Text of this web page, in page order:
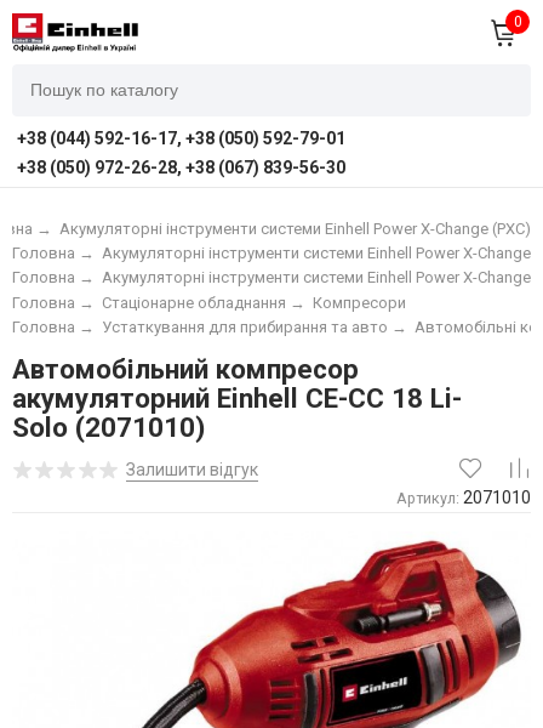
0
+38 (044) 592-16-17, +38 (050) 592-79-01
+38 (050) 972-26-28, +38 (067) 839-56-30
→
Акумуляторні інструменти системи Einhell Power X-Change (PXC)
Акумуляторні інструменти системи Einhell Power X-Change
Головна →
Акумуляторні інструменти системи Einhell Power X-Change
Головна →
Компресори
Стаціонарне обладнання →
Головна →
Автомобільні
Устаткування для прибирання та авто →
Головна →
Автомобільний компресор
акумуляторний Einhell CE-CC 18 Li-
Solo (2071010)
Залишити відгук
Артикул: 2071010